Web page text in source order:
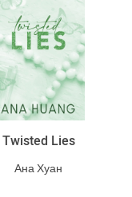
Twisted Lies
Ана Хуан